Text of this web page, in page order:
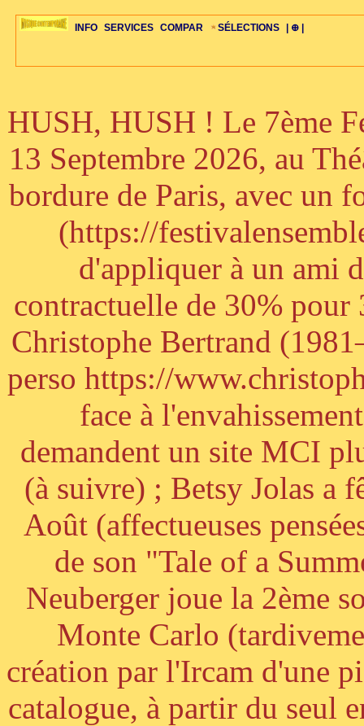
INFO
ÉDITORIAUX ACTUS-CONCERTS HISTOIRE PAYS STYLES-ÉCOLES
SERVICES
MAJ-LISTE ARCH-CONCERTS LIENS RADIOS VIDÉOS PLAN FAQS
COMPAR
SÉLECTION GUIDE-EXPRESS ŒUVRES BIOGRAPHIES PERSPECTIVE
SÉLECTIONS
SÉLECTION COMPOS-INTRO COMPO-INDIV ŒUVRES-INDIV
| ⊕ |
20ÈME PARAL 1001 CD TOP-REC BONUS-ROMANS BONUS-FILMS
CELLO-C
ALTO-C
VIOLON-C
PIANO-CONC GRAND-
HUSH, HUSH ! Le 7ème
13 Septembre 2026, au
bordure de Paris, avec un
(https://
d'appliquer à un ami
contractuelle de 30% pour
Christophe Bertrand
perso https://
face à
demandent un site MCI
(à suivre) ; Betsy Jolas a
Août (affectueuses
de son "Tale of a
Neuberger joue la 2ème
Monte Carlo
création par l'Ircam d'une
catalogue, à partir du seul